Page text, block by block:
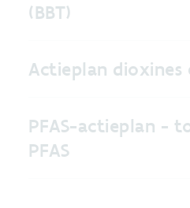
(BBT)
Actieplan dioxines
PFAS-actieplan -
PFAS